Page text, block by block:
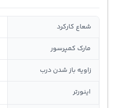
شعاع کارکرد
مارک کمپرسور
زاویه باز شدن درب
اینورتر